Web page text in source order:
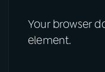
Your browser
element.